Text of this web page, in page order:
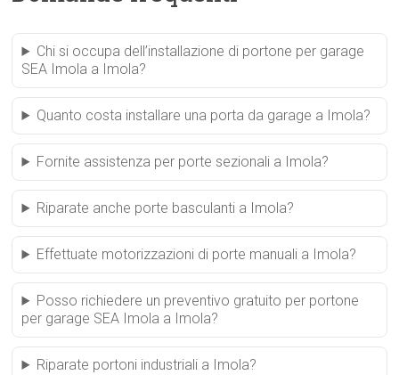
Chi si occupa dell’installazione di portone per garage
SEA Imola a Imola?
Quanto costa installare una porta da garage a Imola?
Fornite assistenza per porte sezionali a Imola?
Riparate anche porte basculanti a Imola?
Effettuate motorizzazioni di porte manuali a Imola?
Posso richiedere un preventivo gratuito per portone
per garage SEA Imola a Imola?
Riparate portoni industriali a Imola?